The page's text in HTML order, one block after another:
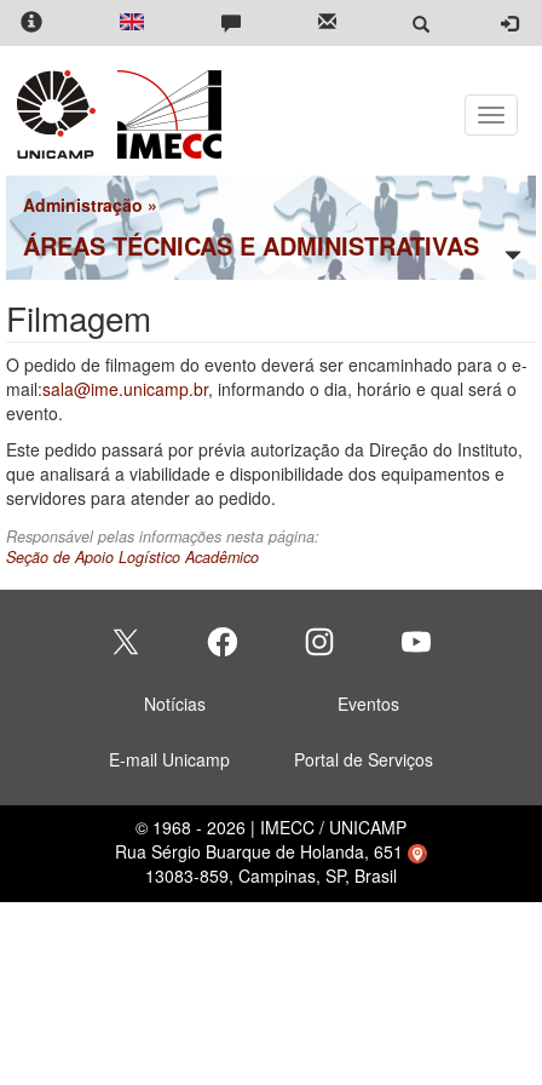
Pular
para
conteúdo
principal
Toggle
Administração»
ÁREAS TÉCNICAS E ADMINISTRATIVAS
Filmagem
O pedido de filmagem do evento deverá ser encaminhado para o e-
mail:sala@ime.unicamp.br, informando o dia, horário e qual será o
evento.
Este pedido passará por prévia autorização da Direção do Instituto,
que analisará a viabilidade e disponibilidade dos equipamentos e
servidores para atender ao pedido.
Responsável pelas informações nesta página:
Seção de Apoio Logístico Acadêmico
Notícias Eventos
E-mail Unicamp Portal de Serviços
© 1968 - 2026 | IMECC / UNICAMP
Rua Sérgio Buarque de Holanda, 651
13083-859, Campinas, SP, Brasil